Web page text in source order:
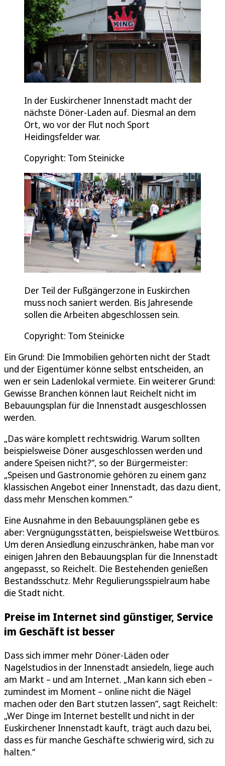
In der Euskirchener Innenstadt macht der
nächste Döner-Laden auf. Diesmal an dem
Ort, wo vor der Flut noch Sport
Heidingsfelder war.
Copyright: Tom Steinicke
Der Teil der Fußgängerzone in Euskirchen
muss noch saniert werden. Bis Jahresende
sollen die Arbeiten abgeschlossen sein.
Copyright: Tom Steinicke
Ein Grund: Die Immobilien gehörten nicht der Stadt
und der Eigentümer könne selbst entscheiden, an
wen er sein Ladenlokal vermiete. Ein weiterer Grund:
Gewisse Branchen können laut Reichelt nicht im
Bebauungsplan für die Innenstadt ausgeschlossen
werden.
„Das wäre komplett rechtswidrig. Warum sollten
beispielsweise Döner ausgeschlossen werden und
andere Speisen nicht?“, so der Bürgermeister:
„Speisen und Gastronomie gehören zu einem ganz
klassischen Angebot einer Innenstadt, das dazu dient,
dass mehr Menschen kommen.“
Eine Ausnahme in den Bebauungsplänen gebe es
aber: Vergnügungsstätten, beispielsweise Wettbüros.
Um deren Ansiedlung einzuschränken, habe man vor
einigen Jahren den Bebauungsplan für die Innenstadt
angepasst, so Reichelt. Die Bestehenden genießen
Bestandsschutz. Mehr Regulierungsspielraum habe
die Stadt nicht.
Preise im Internet sind günstiger, Service
im Geschäft ist besser
Dass sich immer mehr Döner-Läden oder
Nagelstudios in der Innenstadt ansiedeln, liege auch
am Markt – und am Internet. „Man kann sich eben –
zumindest im Moment – online nicht die Nägel
machen oder den Bart stutzen lassen“, sagt Reichelt:
„Wer Dinge im Internet bestellt und nicht in der
Euskirchener Innenstadt kauft, trägt auch dazu bei,
dass es für manche Geschäfte schwierig wird, sich zu
halten.“